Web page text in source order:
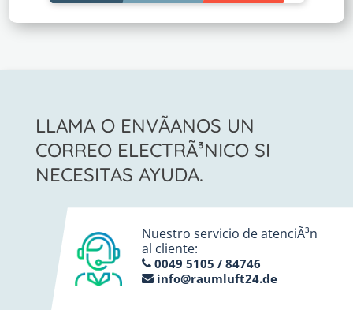
LLAMA O ENVÃ­ANOS UN
CORREO ELECTRÃ³NICO SI
NECESITAS AYUDA.
Nuestro servicio de atenciÃ³n
al cliente:
0049 5105 / 84746
info@raumluft24.de